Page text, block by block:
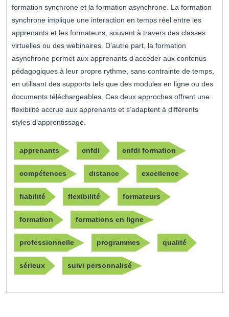
formation synchrone et la formation asynchrone. La formation
synchrone implique une interaction en temps réel entre les
apprenants et les formateurs, souvent à travers des classes
virtuelles ou des webinaires. D’autre part, la formation
asynchrone permet aux apprenants d’accéder aux contenus
pédagogiques à leur propre rythme, sans contrainte de temps,
en utilisant des supports tels que des modules en ligne ou des
documents téléchargeables. Ces deux approches offrent une
flexibilité accrue aux apprenants et s’adaptent à différents
styles d’apprentissage.
apprenants cnfdi cnfdi formation
compétences distance excellence
fiabilité flexibilité formateurs
formation formations en ligne
professionnelle programmes qualité
sérieux suivi personnalisé